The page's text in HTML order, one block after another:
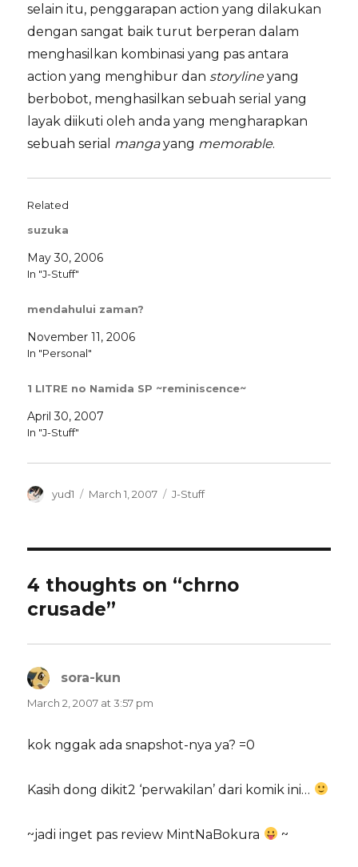
selain itu, penggarapan action yang dilakukan
dengan sangat baik turut berperan dalam
menghasilkan kombinasi yang pas antara
action yang menghibur dan storylineyang
berbobot, menghasilkan sebuah serial yang
layak diikuti oleh anda yang mengharapkan
sebuah serial mangayang memorable.
Related
suzuka
May 30, 2006
In "J-Stuff"
mendahului zaman?
November 11, 2006
In "Personal"
1 LITRE no Namida SP ~reminiscence~
April 30, 2007
In "J-Stuff"
Author
yud1
Posted
March 1, 2007 Categories
J-Stuff
4 thoughts on “chrno
crusade”
sora-kun
March 2, 2007 at 3:57 pm
kok nggak ada snapshot-nya ya? =0
Kasih dong dikit2 ‘perwakilan’ dari komik ini…
~jadi inget pas review MintNaBokura ~